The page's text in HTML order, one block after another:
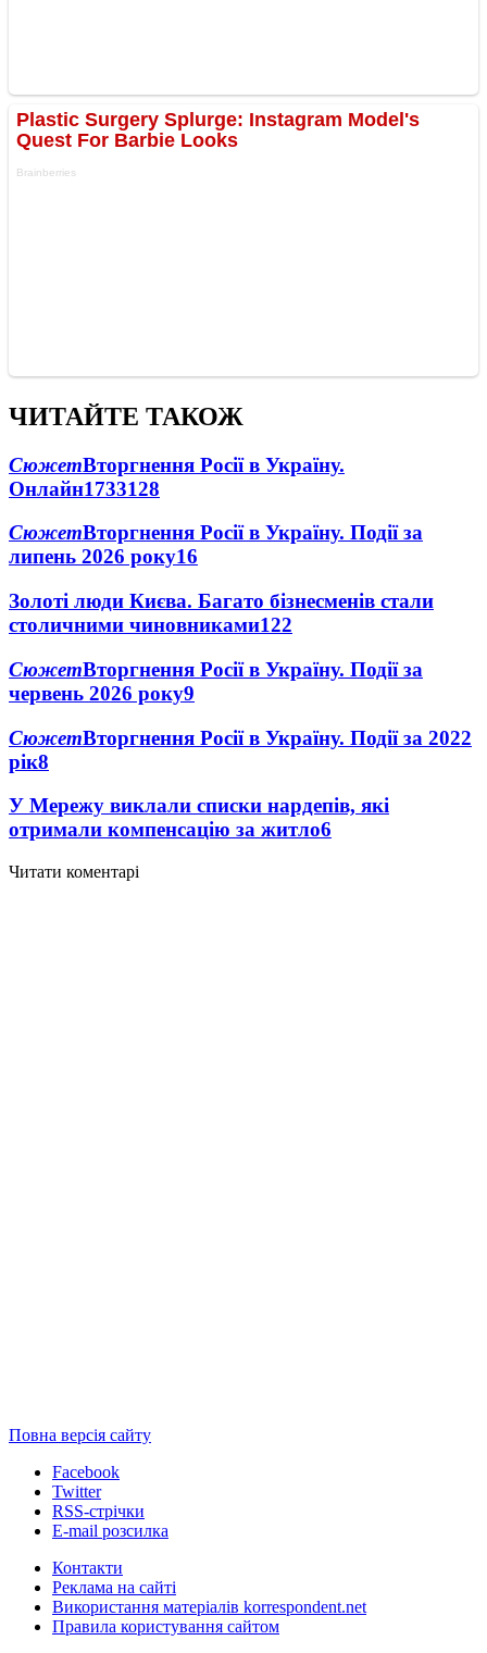
ЧИТАЙТЕ ТАКОЖ
СюжетВторгнення Росії в Україну.
Онлайн1733128
СюжетВторгнення Росії в Україну. Події за
липень 2026 року16
Золоті люди Києва. Багато бізнесменів стали
столичними чиновниками122
СюжетВторгнення Росії в Україну. Події за
червень 2026 року9
СюжетВторгнення Росії в Україну. Події за 2022
рік8
У Мережу виклали списки нардепів, які
отримали компенсацію за житло6
Читати коментарі
Повна версія сайту
Facebook
Twitter
RSS-стрічки
E-mail розсилка
Контакти
Реклама на сайті
Використання матеріалів korrespondent.net
Правила користування сайтом